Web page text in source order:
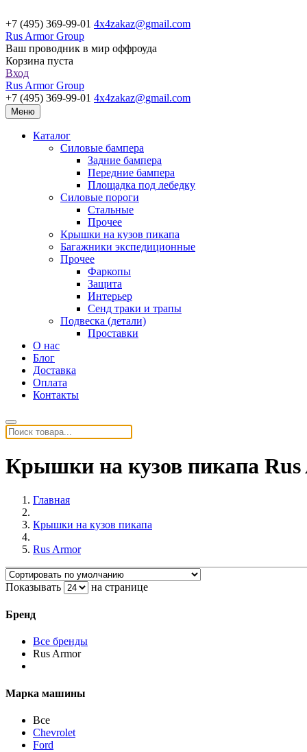
+7 (495) 369-99-01 4x4zakaz@gmail.com
Rus Armor Group
Ваш проводник в мир оффроуда
Корзина пуста
Вход
Rus Armor Group
+7 (495) 369-99-01 4x4zakaz@gmail.com
Меню
Каталог
Силовые бампера
Задние бампера
Передние бампера
Площадка под лебедку
Силовые пороги
Стальные
Прочее
Крышки на кузов пикапа
Багажники экспедиционные
Прочее
Фаркопы
Защита
Интерьер
Сенд траки и трапы
Подвеска (детали)
Проставки
О нас
Блог
Доставка
Оплата
Контакты
Крышки на кузов пикапа
Главная
Крышки на кузов пикапа
Rus Armor
Показывать на странице
Бренд
Все бренды
Rus Armor
Марка машины
Все
Chevrolet
Ford